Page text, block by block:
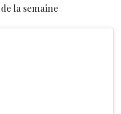
la semaine